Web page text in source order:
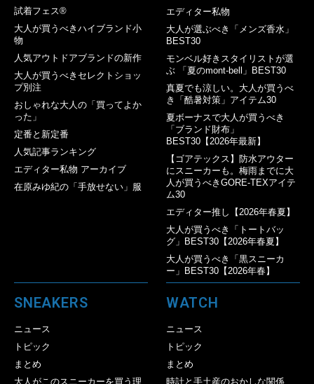
試着フェス®︎
大人が買うべきハイブランド小
物
人気アウトドアブランドの新作
大人が買うべきセレクトショッ
プ別注
おしゃれな大人の「買ってよか
った」
定番と新定番
人気記事ランキング
エディター私物 アーカイブ
在原みゆ紀の「手放せない」服
エディター私物
大人が選ぶべき「メンズ香水」
BEST30
モンベル好きスタイリストが選
ぶ 「夏のmont-bell」BEST30
真夏でも涼しい。大人が買うべ
き「酷暑対策」アイテム30
夏ボーナスで大人が買うべき
「ブランド財布」
BEST30【2026年最新】
【ゴアテックス】防水アウター
にスニーカーも。梅雨までに大
人が買うべきGORE-TEXアイテ
ム30
エディター推し【2026年春夏】
大人が買うべき「トートバッ
グ」BEST30【2026年春夏】
大人が買うべき「黒スニーカ
ー」BEST30【2026年春】
SNEAKERS
ニュース
トピック
まとめ
大人がこのスニーカーを買う理
WATCH
ニュース
トピック
まとめ
時計と手土産のおかしな関係